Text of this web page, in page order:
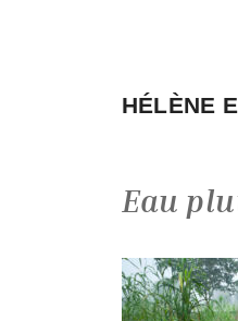
HÉLÈNE
Eau